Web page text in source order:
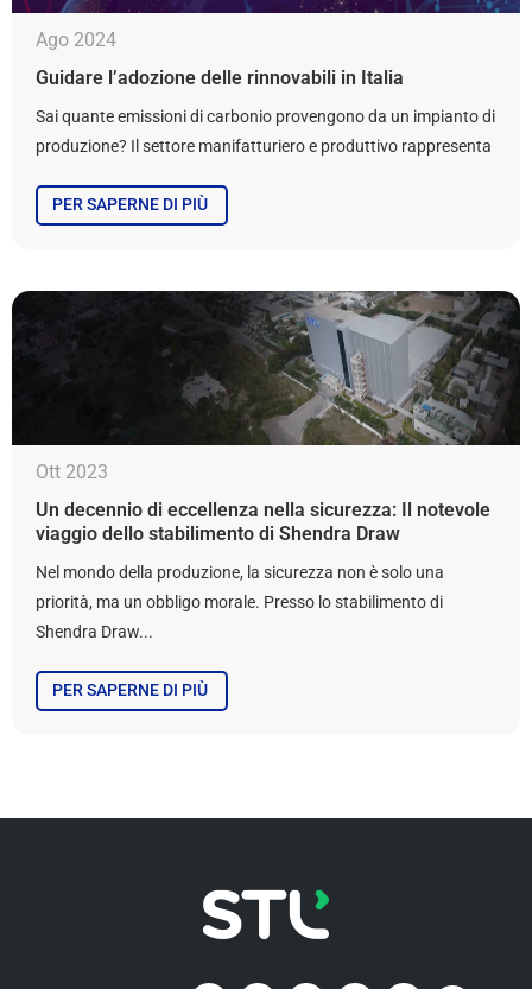
Ago 2024
Guidare l’adozione delle rinnovabili in Italia
Sai quante emissioni di carbonio provengono da un impianto di
produzione? Il settore manifatturiero e produttivo rappresenta
PER SAPERNE DI PIÙ
Ott 2023
Un decennio di eccellenza nella sicurezza: Il notevole
viaggio dello stabilimento di Shendra Draw
Nel mondo della produzione, la sicurezza non è solo una
priorità, ma un obbligo morale. Presso lo stabilimento di
Shendra Draw...
PER SAPERNE DI PIÙ